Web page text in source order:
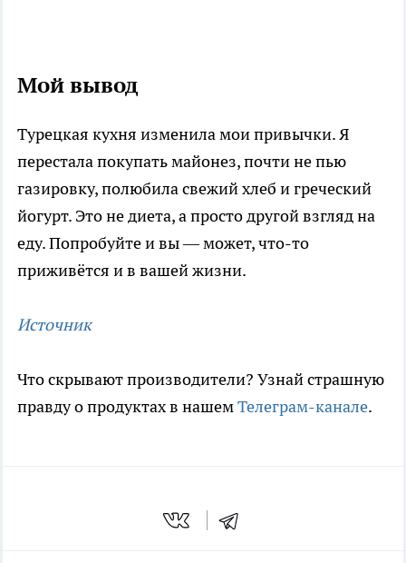
Мой вывод
Турецкая кухня изменила мои привычки. Я
перестала покупать майонез, почти не пью
газировку, полюбила свежий хлеб и греческий
йогурт. Это не диета, а просто другой взгляд на
еду. Попробуйте и вы — может, что-то
приживётся и в вашей жизни.
Источник
Что скрывают производители? Узнай страшную
правду о продуктах в нашемТелеграм-канале.